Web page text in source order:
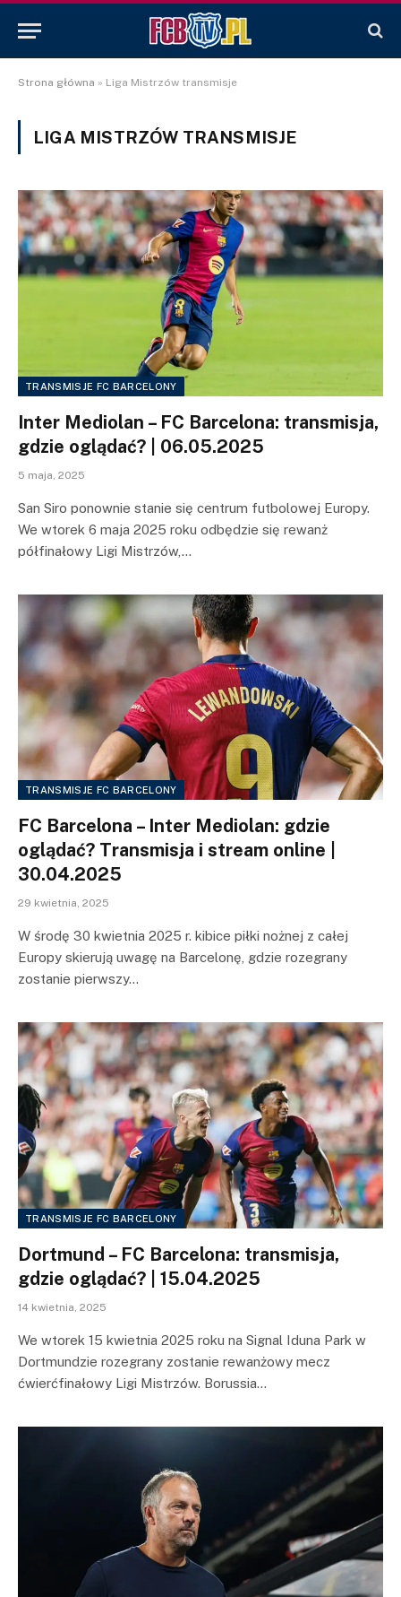
Strona główna » Liga Mistrzów transmisje
LIGA MISTRZÓW TRANSMISJE
TRANSMISJE FC BARCELONY
Inter Mediolan – FC Barcelona: transmisja,
gdzie oglądać? | 06.05.2025
5 maja, 2025
San Siro ponownie stanie się centrum futbolowej Europy.
We wtorek 6 maja 2025 roku odbędzie się rewanż
półfinałowy Ligi Mistrzów,…
TRANSMISJE FC BARCELONY
FC Barcelona – Inter Mediolan: gdzie
oglądać? Transmisja i stream online |
30.04.2025
29 kwietnia, 2025
W środę 30 kwietnia 2025 r. kibice piłki nożnej z całej
Europy skierują uwagę na Barcelonę, gdzie rozegrany
zostanie pierwszy…
TRANSMISJE FC BARCELONY
Dortmund – FC Barcelona: transmisja,
gdzie oglądać? | 15.04.2025
14 kwietnia, 2025
We wtorek 15 kwietnia 2025 roku na Signal Iduna Park w
Dortmundzie rozegrany zostanie rewanżowy mecz
ćwierćfinałowy Ligi Mistrzów. Borussia…